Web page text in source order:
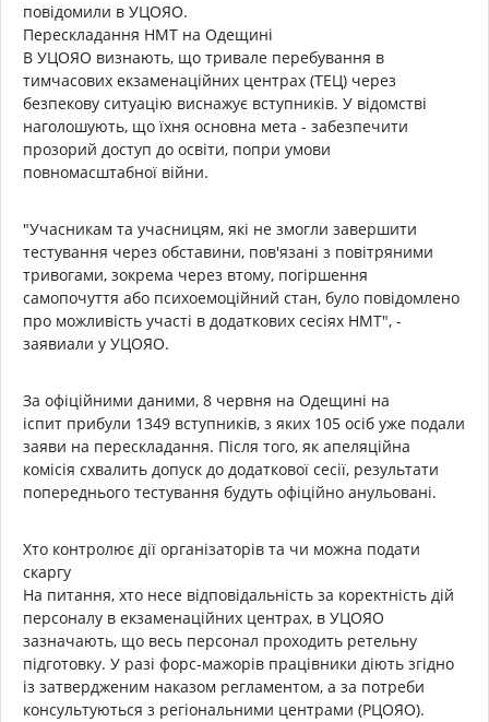
повідомили в УЦОЯО.
Перескладання НМТ на Одещині
В УЦОЯО визнають, що тривале перебування в
тимчасових екзаменаційних центрах (ТЕЦ) через
безпекову ситуацію виснажує вступників. У відомстві
наголошують, що їхня основна мета - забезпечити
прозорий доступ до освіти, попри умови
повномасштабної війни.
"Учасникам та учасницям, які не змогли завершити
тестування через обставини, пов'язані з повітряними
тривогами, зокрема через втому, погіршення
самопочуття або психоемоційний стан, було повідомлено
про можливість участі в додаткових сесіях НМТ", -
заявиали у УЦОЯО.
За офіційними даними, 8 червня на Одещині на
іспит прибули 1349 вступників, з яких 105 осіб уже подали
заяви на перескладання. Після того, як апеляційна
комісія схвалить допуск до додаткової сесії, результати
попереднього тестування будуть офіційно анульовані.
Хто контролює дії організаторів та чи можна подати
скаргу
На питання, хто несе відповідальність за коректність дій
персоналу в екзаменаційних центрах, в УЦОЯО
зазначають, що весь персонал проходить ретельну
підготовку. У разі форс-мажорів працівники діють згідно
із затвердженим наказом регламентом, а за потреби
консультуються з регіональними центрами (РЦОЯО).